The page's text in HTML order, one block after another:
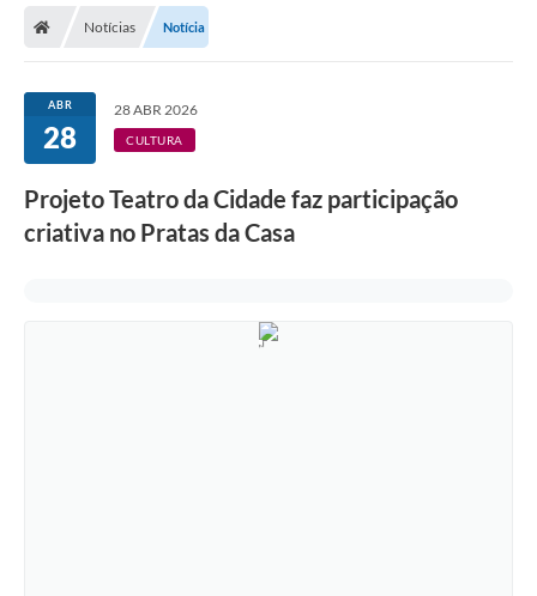
Notícias Notícia
ABR
28
28 ABR 2026
CULTURA
Projeto Teatro da Cidade faz participação
criativa no Pratas da Casa